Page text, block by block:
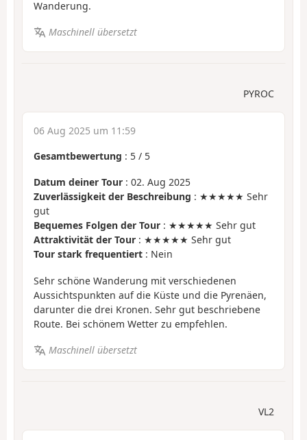
Wanderung.
Maschinell übersetzt
PYROC
06 Aug 2025 um 11:59
Gesamtbewertung : 5 / 5
Datum deiner Tour : 02. Aug 2025
Zuverlässigkeit der Beschreibung : ★★★★★ Sehr
gut
Bequemes Folgen der Tour : ★★★★★ Sehr gut
Attraktivität der Tour : ★★★★★ Sehr gut
Tour stark frequentiert : Nein
Sehr schöne Wanderung mit verschiedenen
Aussichtspunkten auf die Küste und die Pyrenäen,
darunter die drei Kronen. Sehr gut beschriebene
Route. Bei schönem Wetter zu empfehlen.
Maschinell übersetzt
VL2